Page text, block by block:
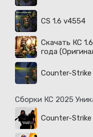
CS 1.6 v4554
Скачать КС
года
Counter-Strike
Сборки КС 2025
Counter-